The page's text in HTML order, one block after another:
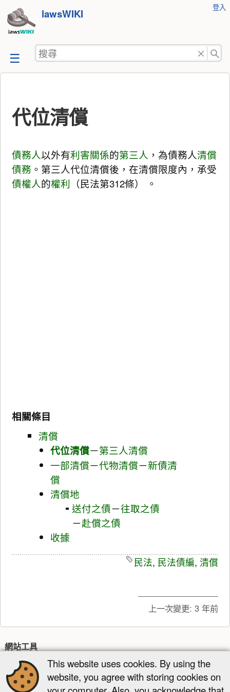
跳
至
容
lawsWIKI
工
登入
搜
尋
代位清償
債務人以外有利害關係的第三人 ，為債務人清償
債務 。第三人代位清償後，在清償限度內，承受
債權人的權利 （民法第312條） 。
相關條目
清償
代位清償－第三人清償
一部清償－代物清償－新債清
償
清償地
送付之債－往取之債
－赴償之債
收據
民法, 民法債編, 清償
上一次變更: 3 年前
網站工具
最近更新 多媒體管理器 網站地圖
頁面工具
This website uses cookies. By using the
website, you agree with storing cookies on